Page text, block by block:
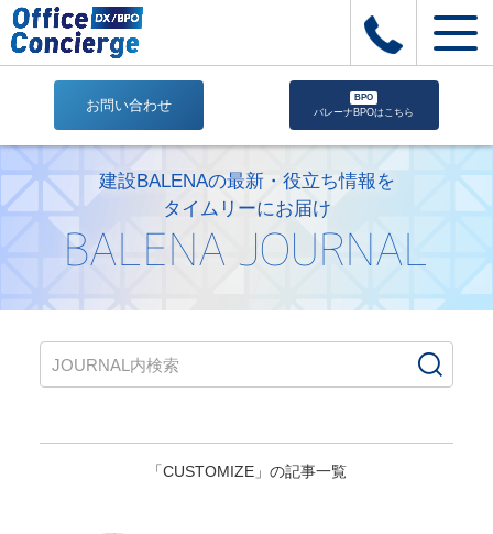
CUSTOMIZE
株
式
Concierge
お問い合わせ BPO
バレーナBPOはこちら
建設BALENAの最新・役立ち情報を
タイムリーにお届け
BALENA JOURNAL
「CUSTOMIZE」の記事一覧